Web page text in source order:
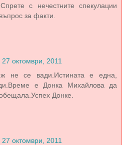
с нечестните спекулации
за факти.
27 октомври, 2011
не се вади.Истината е една,
е Донка Михайлова да
Донке.
27 октомври, 2011